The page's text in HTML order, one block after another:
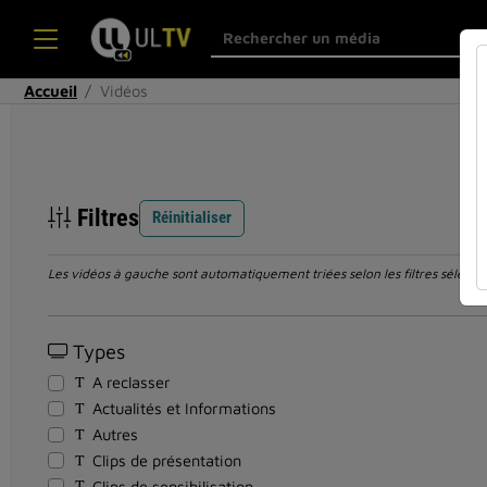
Accueil Vidéos
Filtres Réinitialiser
Les vidéos à gauche sont automatiquement triées selon les filtres
Types
A reclasser
Actualités et Informations
Autres
Clips de présentation